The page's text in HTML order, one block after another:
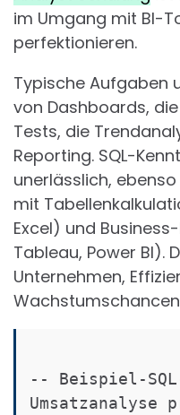
im Umgang mit BI-
perfektionieren.
Typische Aufgaben
von Dashboards,
Tests, die
Reporting. SQL-
unerlässlich,
mit
Excel) und
Tableau, Power BI).
Unternehmen,
-- Beispiel-
Umsatzanalyse